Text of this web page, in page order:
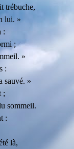
trébuche,
lui. »
:
;
»
:
sauvé. »
;
sommeil.
:
là,